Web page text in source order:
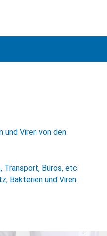
Viren von den
Transport, Büros, etc.
Bakterien und Viren